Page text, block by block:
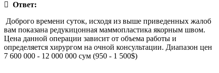
Ответ:
Доброго времени суток, исходя из выше приведенных жалоб
вам показана редукицонная маммопластика якорным швом.
Цена данной операции зависит от объема работы и
определяется хирургом на очной консультации. Диапазон цен
7 600 000 - 12 000 000 сум (950 - 1 500$)